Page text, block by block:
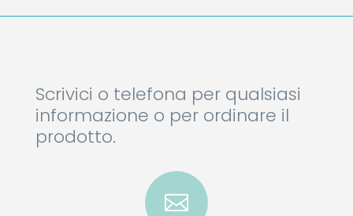
Scrivici o telefona per qualsiasi
informazione o per ordinare il
prodotto.
